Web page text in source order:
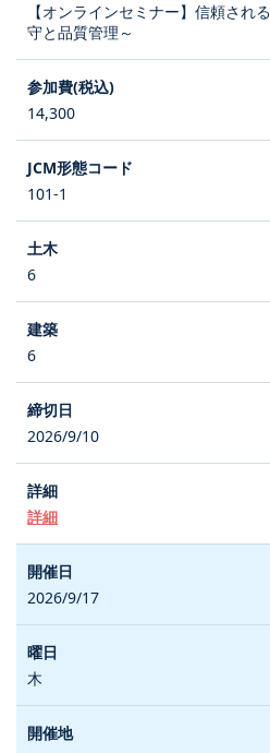
【オンラインセミナー】信頼され
守と品質管理～
14,300
101-1
6
6
2026/9/10
詳細
2026/9/17
木